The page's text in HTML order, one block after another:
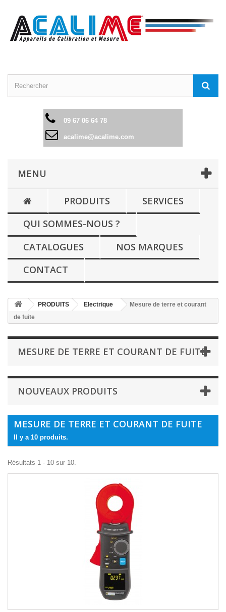
09 67 06 64 78
acalime@acalime.com
MENU
PRODUITS
SERVICES
QUI SOMMES-NOUS ?
CATALOGUES
NOS MARQUES
CONTACT
PRODUITS Electrique
Mesure de terre et courant
de fuite
MESURE DE TERRE ET COURANT DE FUITE
NOUVEAUX PRODUITS
MESURE DE TERRE ET COURANT DE FUITE
Il y a 10 produits.
Résultats 1 - 10 sur 10.